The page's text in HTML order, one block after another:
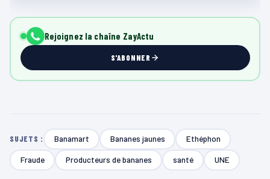
Rejoignez la chaîne ZayActu
S'ABONNER
SUJETS : Banamart Bananes jaunes Ethéphon
Fraude Producteurs de bananes santé UNE